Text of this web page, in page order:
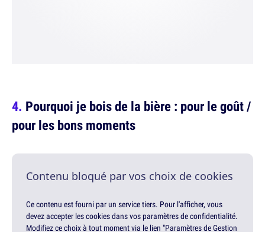
Pourquoi je bois de la bière : pour le goût /
pour les bons moments
Contenu bloqué par vos choix de cookies
Ce contenu est fourni par un service tiers. Pour l'afficher, vous
devez accepter les cookies dans vos paramètres de confidentialité.
Modifiez ce choix à tout moment via le lien "Paramètres de Gestion